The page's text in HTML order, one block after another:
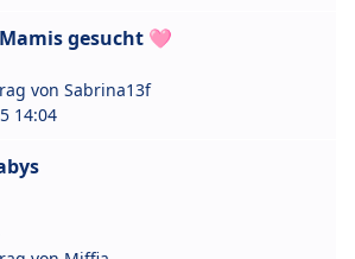
gesucht 🩷
von Sabrina13f
14:04